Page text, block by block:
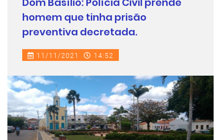
homem que tinha prisão
preventiva decretada.
11/11/2021 14:52